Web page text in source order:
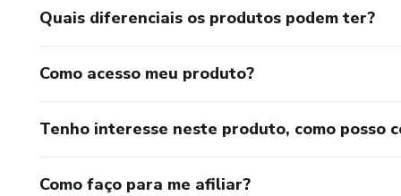
Quais diferenciais os produtos podem ter?
Como acesso meu produto?
Tenho interesse neste produto, como posso
Como faço para me afiliar?